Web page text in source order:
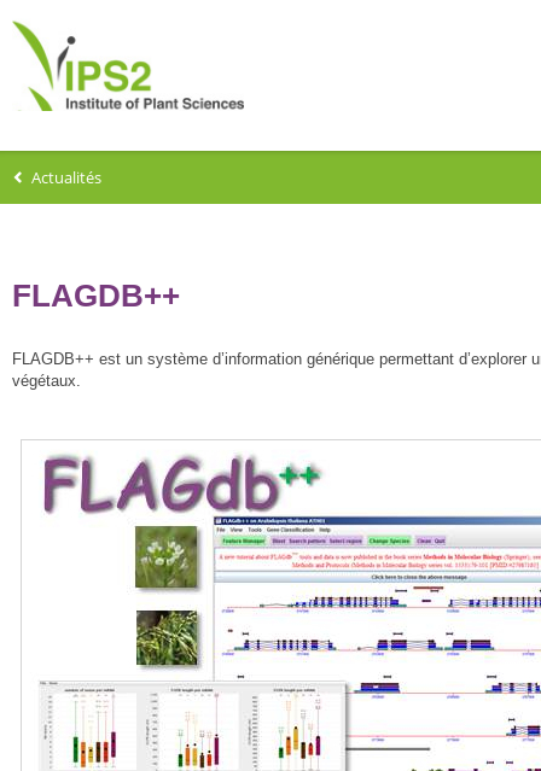
Actualités
FLAGDB++
FLAGDB++ est un système d’information générique permettant
végétaux.